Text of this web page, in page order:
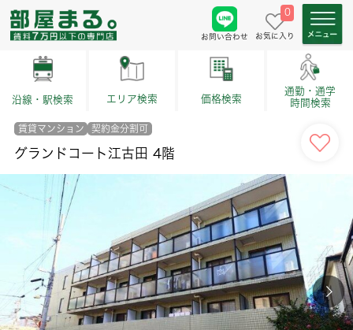
お問い合わせ
0
お気に入り
沿線・駅検索 エリア検索 価格検索
通勤・通学
時間検索
賃貸マンション 契約金分割可
グランドコート江古田 4階